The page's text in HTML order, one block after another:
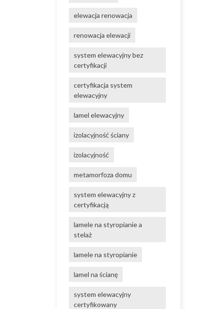
elewacja renowacja
renowacja elewacji
system elewacyjny bez
certyfikacji
certyfikacja system
elewacyjny
lamel elewacyjny
izolacyjność ściany
izolacyjność
metamorfoza domu
system elewacyjny z
certyfikacją
lamele na styropianie a
stelaż
lamele na styropianie
lamel na ścianę
system elewacyjny
certyfikowany